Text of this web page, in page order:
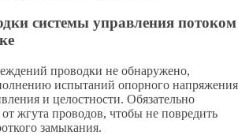
системы управления потоком
проводки не обнаружено,
испытаний опорного
и целостности. Обязательно
жгута проводов, чтобы не повредить
замыкания.